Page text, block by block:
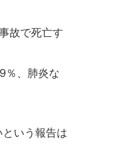
故で死亡す
％、肺炎な
いう報告は